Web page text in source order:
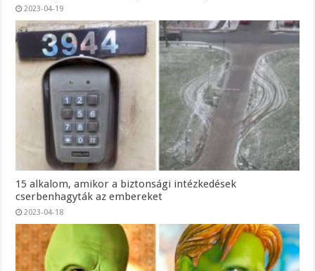
2023-04-19
15 alkalom, amikor a biztonsági intézkedések
cserbenhagyták az embereket
2023-04-18